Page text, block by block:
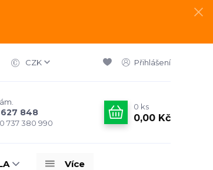
CZK Přihlášení
848
737 380 990
0 ks
0,00 Kč
Více